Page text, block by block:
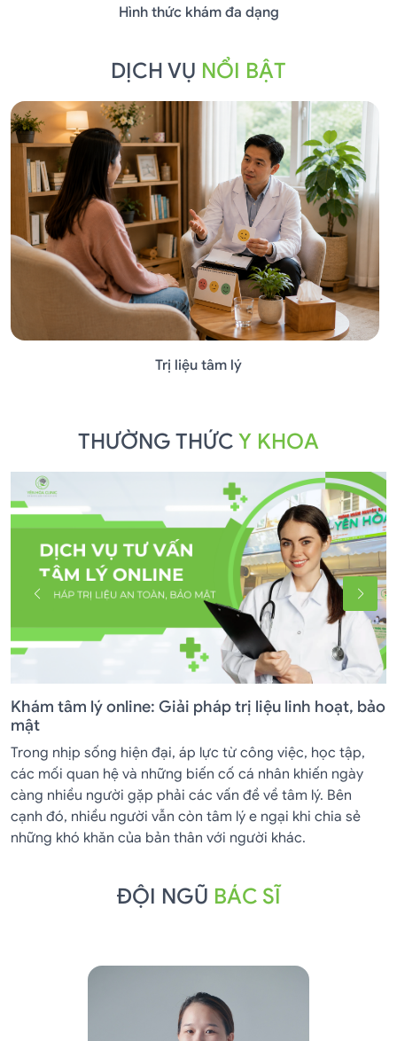
Hình thức khám đa dạng
DỊCH VỤ NỔI BẬT
Trị liệu tâm lý
THƯỜNG THỨC Y KHOA
Khám tâm lý online: Giải pháp trị liệu linh hoạt, bảo
mật
Trong nhịp sống hiện đại, áp lực từ công việc, học tập,
các mối quan hệ và những biến cố cá nhân khiến ngày
càng nhiều người gặp phải các vấn đề về tâm lý. Bên
cạnh đó, nhiều người vẫn còn tâm lý e ngại khi chia sẻ
những khó khăn của bản thân với người khác.
ĐỘI NGŨ BÁC SĨ